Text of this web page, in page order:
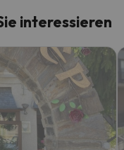
interessieren